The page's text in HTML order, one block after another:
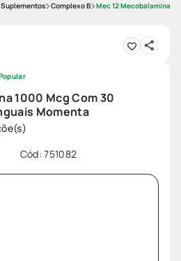
Complexo B Mec 12 Mecobalamina
1000 Mcg Com 30
Momenta
Cód:751082